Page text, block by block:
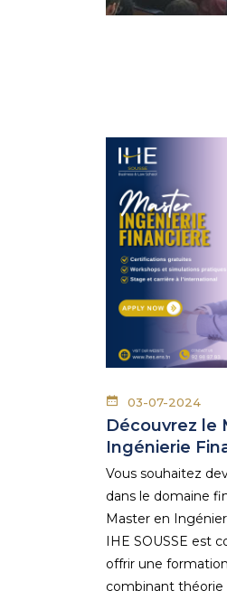
03-07-2024
Découvrez le
Ingénierie
Vous souhaitez
dans le domaine
Master en
IHE SOUSSE est
offrir une
combinant théorie